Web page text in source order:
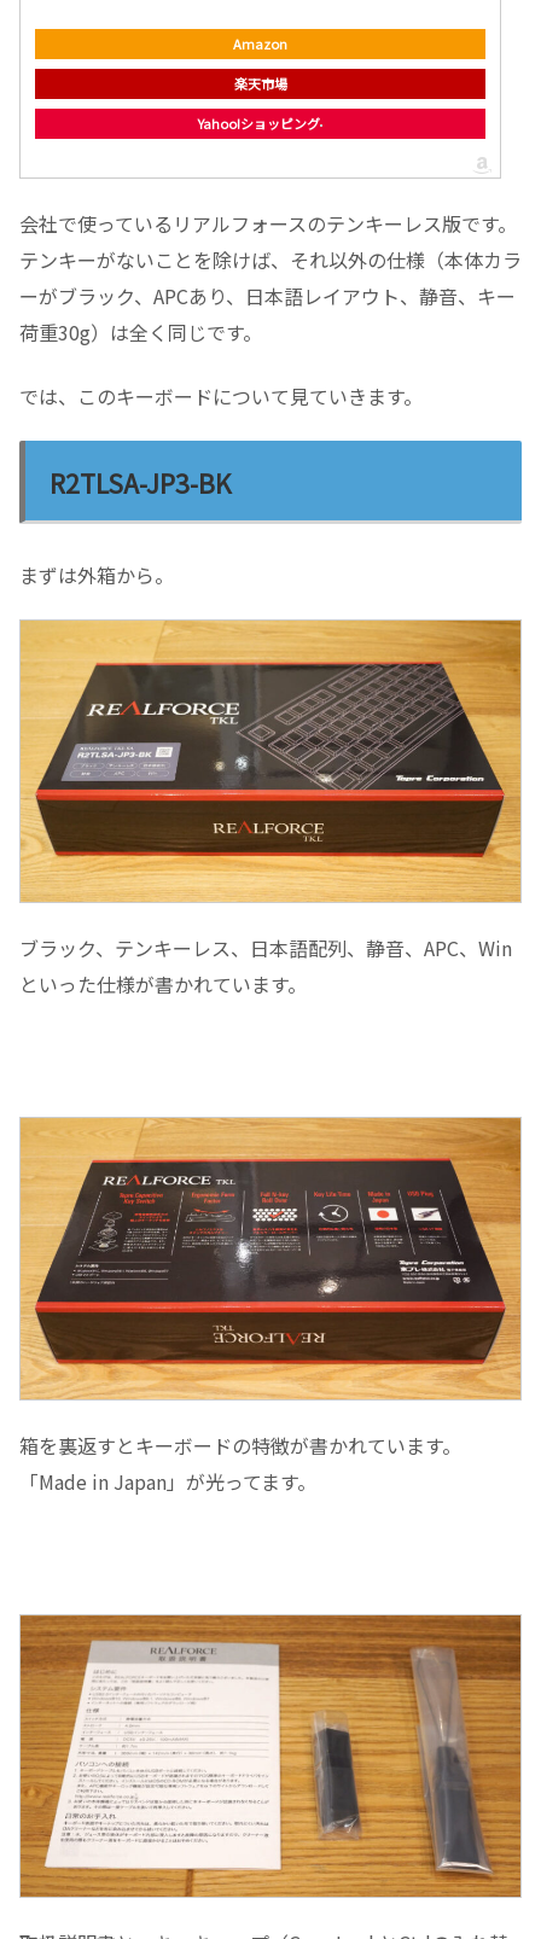
Amazon
楽天市場
Yahoo!ショッピング
会社で使っているリアルフォースのテンキーレス版です。
テンキーがないことを除けば、それ以外の仕様（本体カラ
ーがブラック、APCあり、日本語レイアウト、静音、キー
荷重30g）は全く同じです。
では、このキーボードについて見ていきます。
R2TLSA-JP3-BK
まずは外箱から。
ブラック、テンキーレス、日本語配列、静音、APC、Win
といった仕様が書かれています。
箱を裏返すとキーボードの特徴が書かれています。
「Made in Japan」が光ってます。